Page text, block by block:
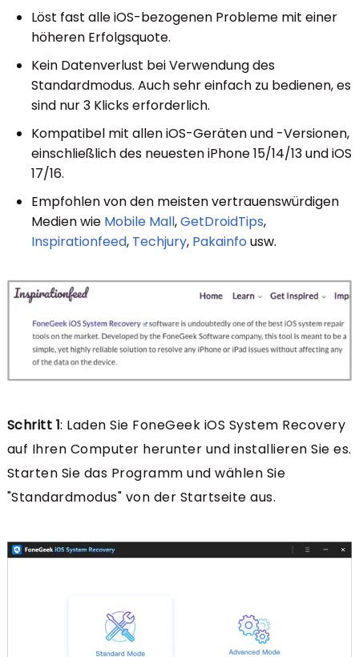
Löst fast alle iOS-bezogenen Probleme mit einer
höheren Erfolgsquote.
Kein Datenverlust bei Verwendung des
Standardmodus. Auch sehr einfach zu bedienen, es
sind nur 3 Klicks erforderlich.
Kompatibel mit allen iOS-Geräten und -Versionen,
einschließlich des neuesten iPhone 15/14/13 und iOS
17/16.
Empfohlen von den meisten vertrauenswürdigen
Medien wie Mobile Mall,GetDroidTips,
Inspirationfeed, Techjury, Pakainfousw.
Schritt 1: Laden Sie FoneGeek iOS System Recovery
auf Ihren Computer herunter und installieren Sie es.
Starten Sie das Programm und wählen Sie
"Standardmodus" von der Startseite aus.